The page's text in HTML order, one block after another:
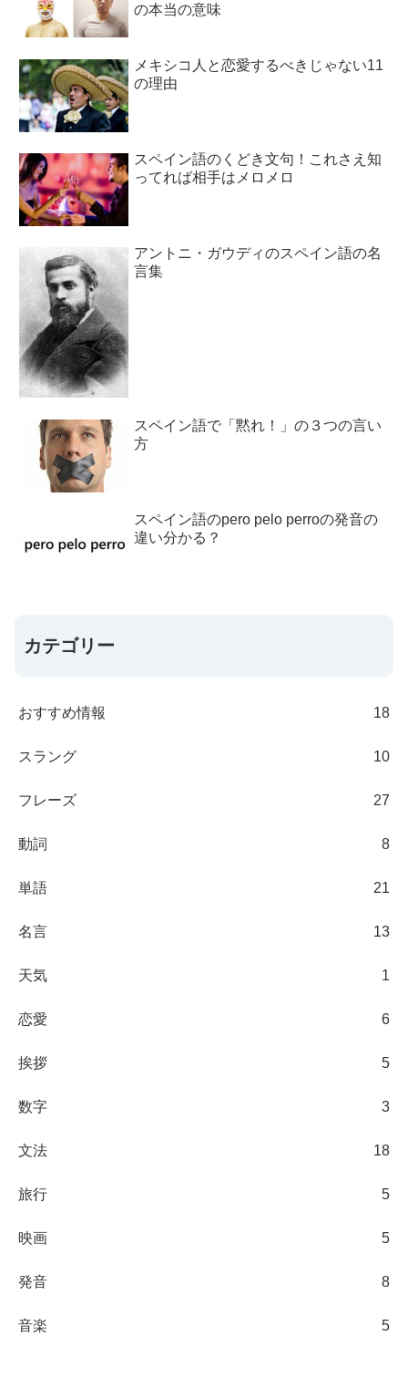
の本当の意味
メキシコ人と恋愛するべきじゃない11
の理由
スペイン語のくどき文句！これさえ知
ってれば相手はメロメロ
アントニ・ガウディのスペイン語の名
言集
スペイン語で「黙れ！」の３つの言い
方
スペイン語のpero pelo perroの発音の
違い分かる？
カテゴリー
おすすめ情報 18
スラング 10
フレーズ 27
動詞 8
単語 21
名言 13
天気 1
恋愛 6
挨拶 5
数字 3
文法 18
旅行 5
映画 5
発音 8
音楽 5